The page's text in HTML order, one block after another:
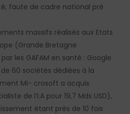
faute de cadre national pré
massifs réalisés aux Etats
(Grande Bretagne
les GAFAM en santé : Google
60 sociétés dédiées à la
Mi- crosoft a acquis
de l’I.A pour 19,7 Mds USD),
étant près de 10 fois